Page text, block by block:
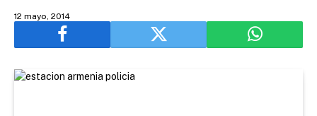
12 mayo, 2014